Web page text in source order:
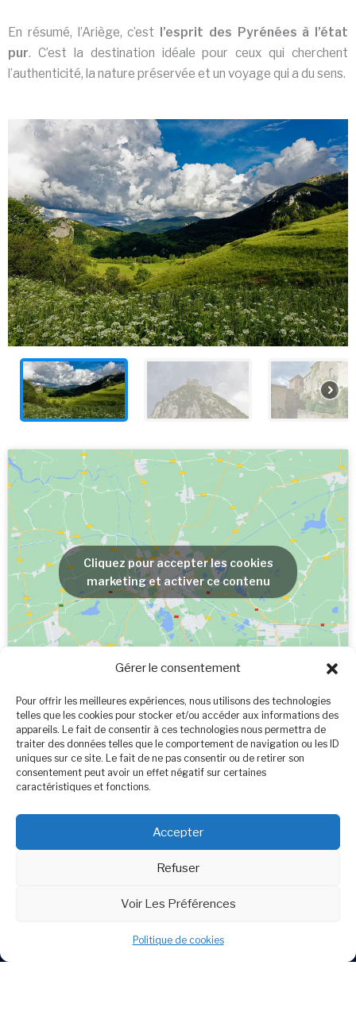
Gérer le consentement
Pour offrir les meilleures expériences, nous utilisons des technologies
telles que les cookies pour stocker et/ou accéder aux informations des
appareils. Le fait de consentir à ces technologies nous permettra de
traiter des données telles que le comportement de navigation ou les ID
uniques sur ce site. Le fait de ne pas consentir ou de retirer son
consentement peut avoir un effet négatif sur certaines
caractéristiques et fonctions.
Accepter
Refuser
Voir Les Préférences
Politique de cookies
En résumé, l’Ariège, c’est l’esprit des Pyrénées à l’état
pur. C’est la destination idéale pour ceux qui cherchent
l’authenticité, la nature préservée et un voyage qui a du sens.
Cliquez pour accepter les cookies
marketing et activer ce contenu
marketing et activer ce contenu
Politique de cookies (UE)